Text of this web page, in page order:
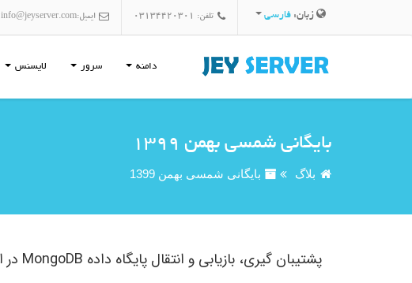
زبان: فارسی تلفن: 03134420301 ایمیل:info@jeyserver.com
دامنه سرور لایسنس
بایگانی شمسی بهمن 1399
بلاگ بایگانی شمسی بهمن 1399
پشتیبان گیری، بازیابی و انتقال پایگاه داده MongoDB در اوبونتو 18.04